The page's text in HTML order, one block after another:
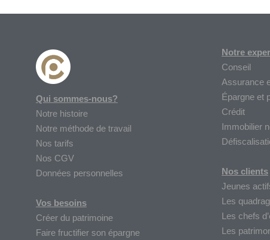
Qui sommes-nous?
Notre histoire
Notre méthode de travail
Nos tarifs
Nos CGV
Données personnelles
Vos besoins
Créer du patrimoine
Faire fructifier son épargne
Notre
Conseil
Assurance
Épargne et
Crédit
Immobilier
Nos clients
Jeunes
Les
Les chefs
Les